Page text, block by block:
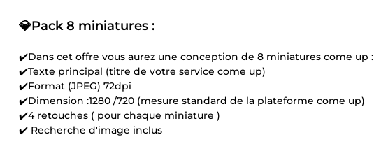
💎Pack 8 miniatures :
✔️Dans cet offre vous aurez une conception de 8 miniatures come up :
✔️Texte principal (titre de votre service come up)
✔️Format (JPEG) 72dpi
✔️Dimension :1280 /720 (mesure standard de la plateforme come up)
✔️4 retouches ( pour chaque miniature )
✔️ Recherche d'image inclus